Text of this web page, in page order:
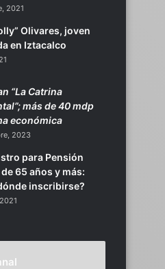
2021
Olivares, joven
en Iztacalco
“La Catrina
más de 40 mdp
económica
2023
para Pensión
65 años y más:
inscribirse?